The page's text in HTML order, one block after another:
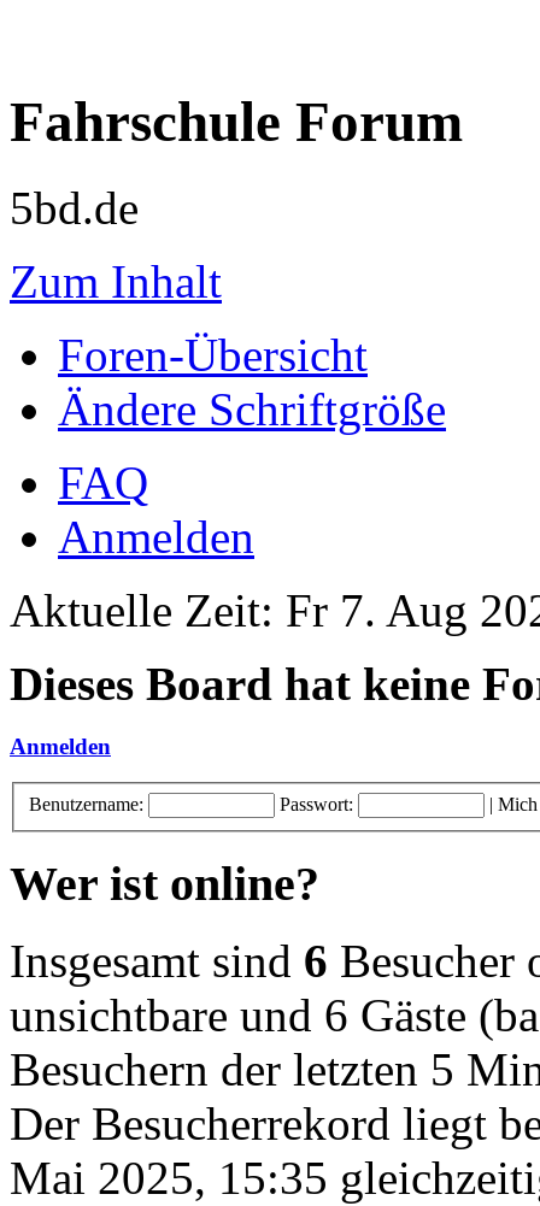
Fahrschule Forum
5bd.de
Zum Inhalt
Foren-Übersicht
Ändere Schriftgröße
FAQ
Anmelden
Aktuelle Zeit: Fr 7. Aug
Dieses Board hat keine
Anmelden
Benutzername: Passwort: | Mich
Wer ist online?
Insgesamt sind 6 Besucher
unsichtbare und 6 Gäste
Besuchern der letzten 5
Der Besucherrekord liegt
Mai 2025, 15:35